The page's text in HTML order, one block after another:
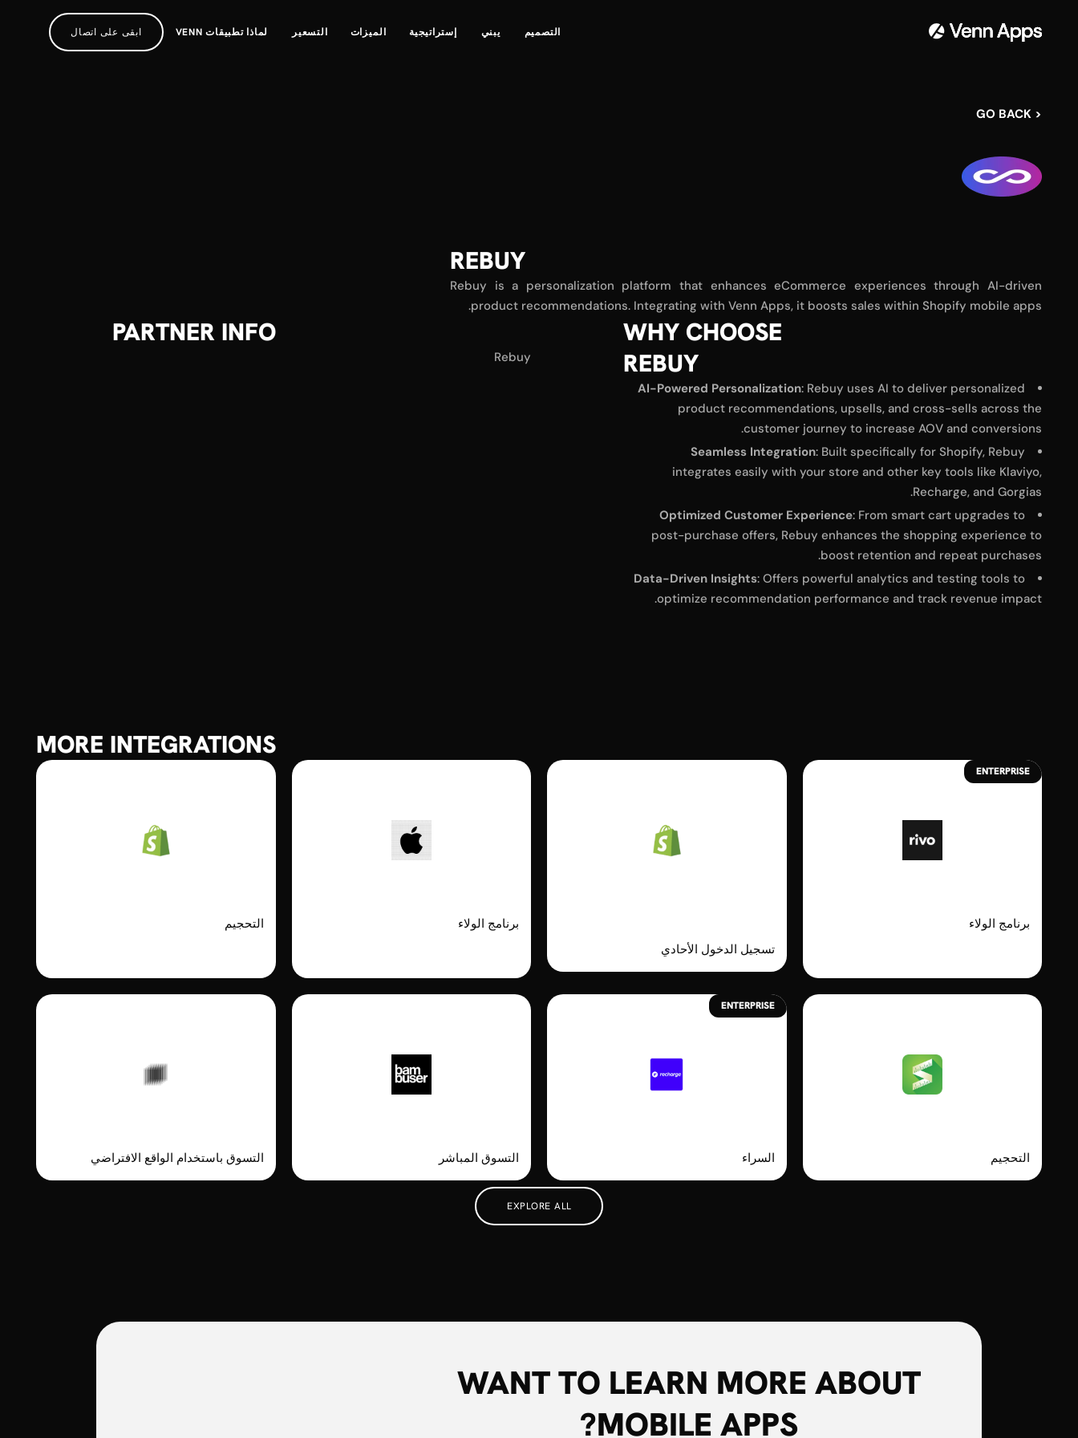
التصميم يبني إستراتيجية الميزات التسعير لماذا تطبيقات VENN ابقى على اتصال
< GO BACK
REBUY
Rebuy is a personalization platform that enhances eCommerce experiences through AI-driven
product recommendations. Integrating with Venn Apps, it boosts sales within Shopify mobile apps.
WHY CHOOSE
REBUY
AI-Powered Personalization: Rebuy uses AI to deliver personalized
product recommendations, upsells, and cross-sells across the
customer journey to increase AOV and conversions.
Seamless Integration: Built specifically for Shopify, Rebuy
integrates easily with your store and other key tools like Klaviyo,
Recharge, and Gorgias.
Optimized Customer Experience: From smart cart upgrades to
post-purchase offers, Rebuy enhances the shopping experience to
boost retention and repeat purchases.
Data-Driven Insights: Offers powerful analytics and testing tools to
optimize recommendation performance and track revenue impact.
PARTNER INFO
Rebuy
MORE INTEGRATIONS
ENTERPRISE
برنامج الولاء
تسجيل الدخول الأحادي
برنامج الولاء التحجيم
التحجيم
ENTERPRISE
السراء التسوق المباشر التسوق باستخدام الواقع الافتراضي
EXPLORE ALL
WANT TO LEARN MORE ABOUT
MOBILE APPS?